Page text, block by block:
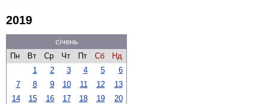
2019
січень
Пн
Вт Ср Чт Пт Сб
Нд
1
2 3 4 5
6
7
8 9 10 11 12
13
14
15 16 17 18 19
20